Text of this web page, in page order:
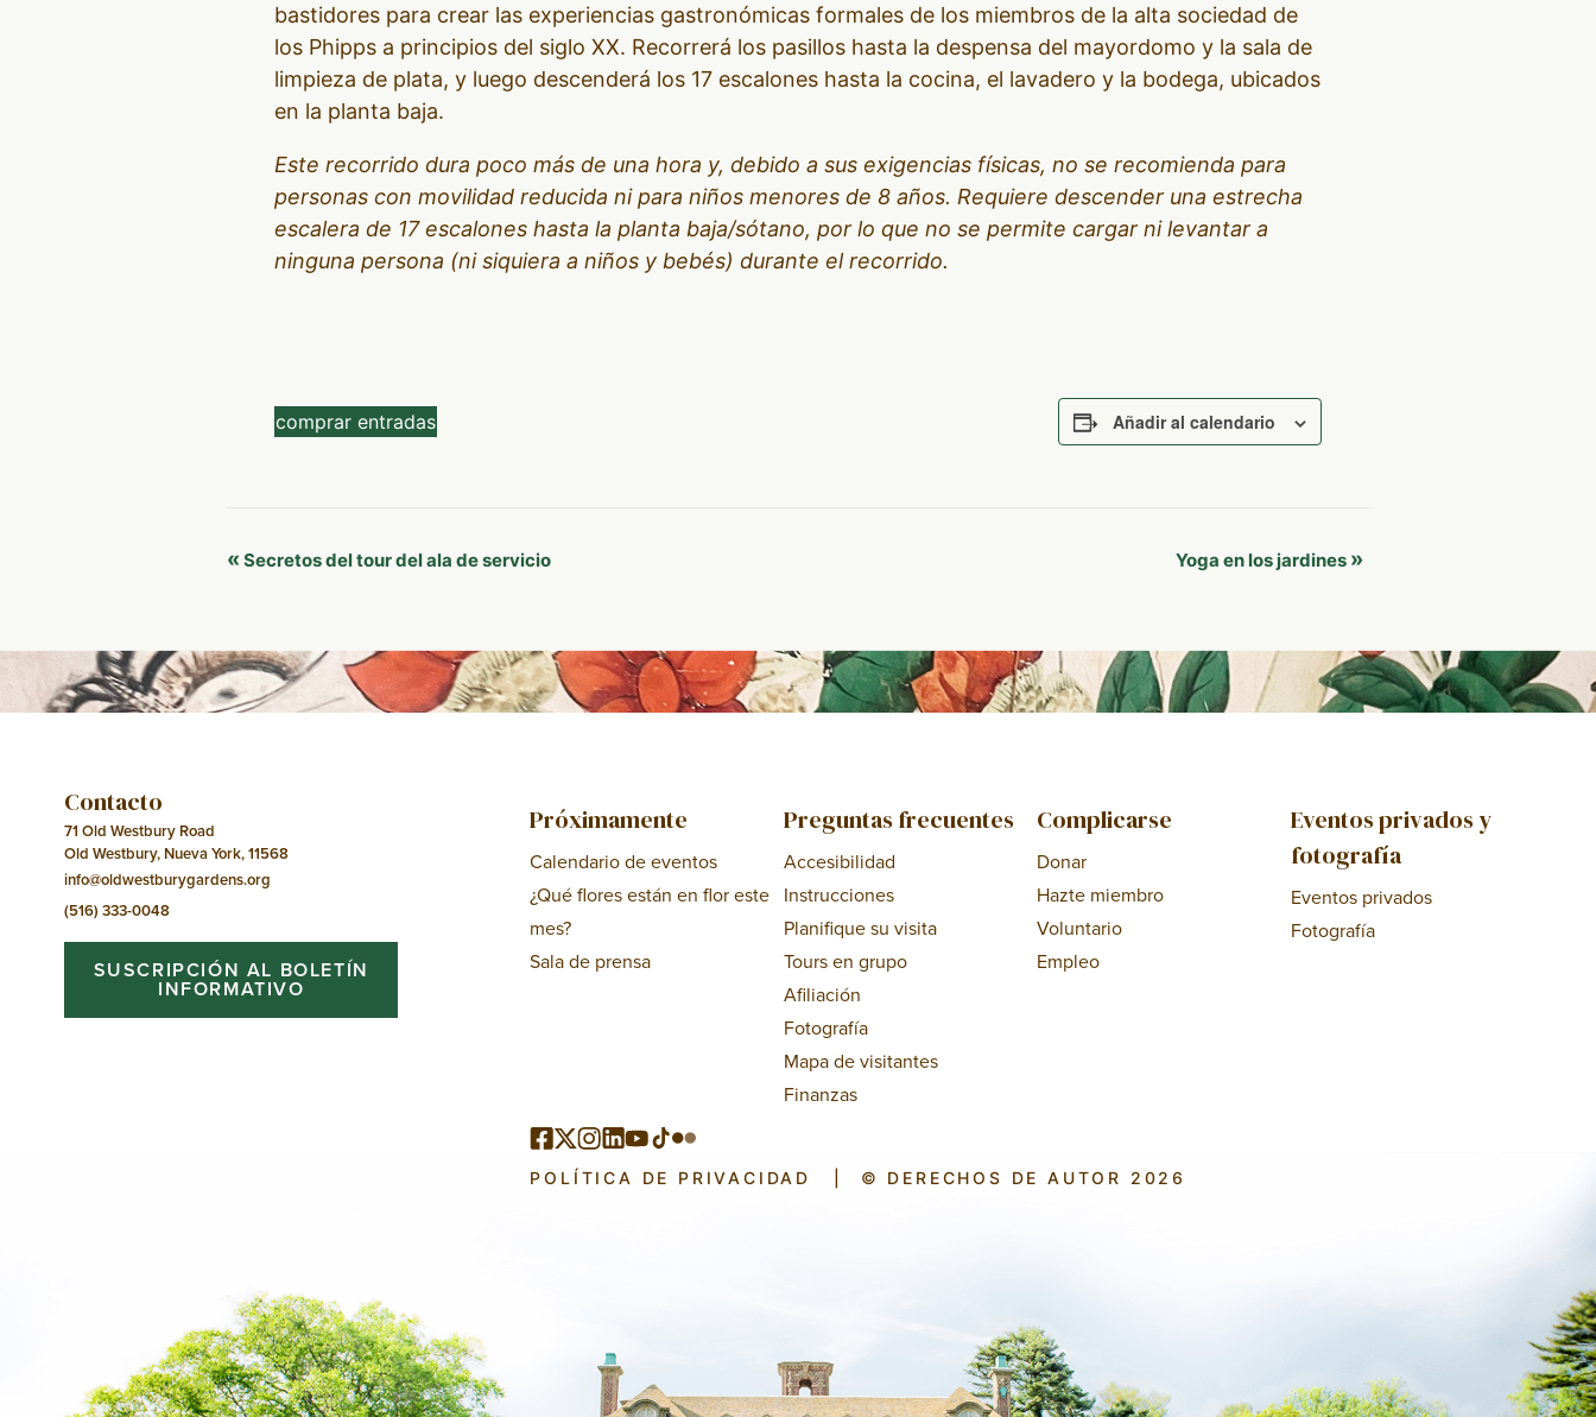
bastidores para crear las experiencias gastronómicas formales de los miembros de la alta sociedad de
los Phipps a principios del siglo XX. Recorrerá los pasillos hasta la despensa del mayordomo y la sala de
limpieza de plata, y luego descenderá los 17 escalones hasta la cocina, el lavadero y la bodega, ubicados
en la planta baja.
Este recorrido dura poco más de una hora y, debido a sus exigencias físicas, no se recomienda para
personas con movilidad reducida ni para niños menores de 8 años. Requiere descender una estrecha
escalera de 17 escalones hasta la planta baja/sótano, por lo que no se permite cargar ni levantar a
ninguna persona (ni siquiera a niños y bebés) durante el recorrido.
comprar entradas Añadir al calendario
Navegación
Evento
« Secretos del tour del ala de servicio Yoga en los jardines »
Contacto
71 Old Westbury Road
Old Westbury, Nueva York, 11568
info@oldwestburygardens.org
(516) 333-0048
SUSCRIPCIÓN AL BOLETÍN
INFORMATIVO
Próximamente
Calendario de eventos
¿Qué flores están en flor este
mes?
Sala de prensa
Preguntas frecuentes
Accesibilidad
Instrucciones
Planifique su visita
Tours en grupo
Afiliación
Fotografía
Mapa de visitantes
Finanzas
Complicarse
Donar
Hazte miembro
Voluntario
Empleo
Eventos privados y
fotografía
Eventos privados
Fotografía
POLÍTICA DE PRIVACIDAD © DERECHOS DE AUTOR 2026